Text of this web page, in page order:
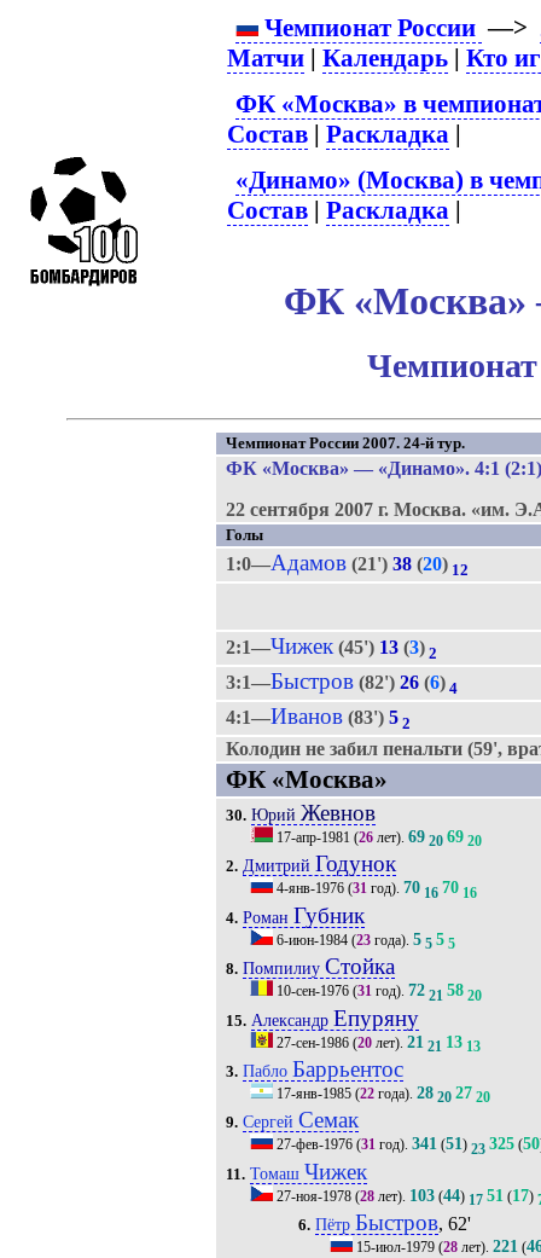
Чемпионат России —>
Матчи |Календарь |Кто
ФК «Москва» в
Состав |Раскладка |
«Динамо» (Москва) в
Состав |Раскладка |
ФК «Москва»
Чемпионат
Чемпионат России 2007. 24-й тур.
ФК «Москва» — «Динамо». 4:1 (2:1)
22 сентября 2007 г. Москва. «им.
Голы
1:0—Адамов(21') 38(20) 12
2:1—Чижек(45') 13(3) 2
3:1—Быстров(82') 26(6) 4
4:1—Иванов(83') 5 2
Колодин не забил пенальти (59',
ФК «Москва»
30. Юрий Жевнов
17-апр-1981 (26лет). 69 20 69 20
2. Дмитрий Годунок
4-янв-1976(31год). 70 16 70 16
4. Роман Губник
6-июн-1984(23года). 5 5 5 5
8. Помпилиу Стойка
10-сен-1976(31год). 72 21 58 20
15. Александр Епуряну
27-сен-1986(20лет). 21 21 13 13
3. Пабло Баррьентос
17-янв-1985(22года). 28 20 27 20
9. Сергей Семак
27-фев-1976(31год). 341(51) 23 325(50
11. Томаш Чижек
27-ноя-1978(28лет). 103(44) 17 51 (17)
6. Пётр Быстров, 62'
15-июл-1979 (28 лет).221 (